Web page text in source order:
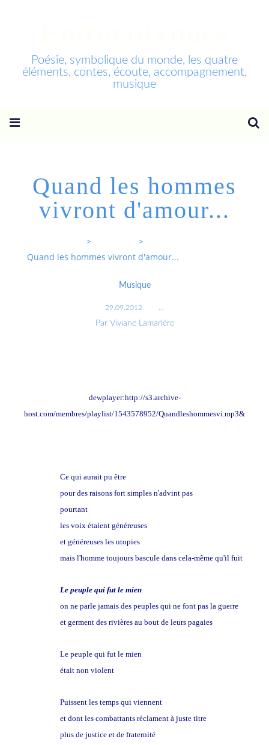
Poésie, symbolique du monde, les quatre
éléments, contes, écoute, accompagnement,
musique
Quand les hommes
vivront d'amour...
>
>
Quand les hommes vivront d'amour...
Musique
29.09.2012
Par Viviane Lamarlère
dewplayer:http://s3.archive-
host.com/membres/playlist/1543578952/Quandleshommesvi.mp3&
Ce qui aurait pu être
pour des raisons fort simples n'advint pas
pourtant
les voix étaient généreuses
et généreuses les utopies
mais l'homme toujours bascule dans cela-même qu'il fuit
Le peuple qui fut le mien
on ne parle jamais des peuples qui ne font pas la guerre
et germent des rivières au bout de leurs pagaies
Le peuple qui fut le mien
était non violent
Puissent les temps qui viennent
et dont les combattants réclament à juste titre
plus de justice et de fraternité